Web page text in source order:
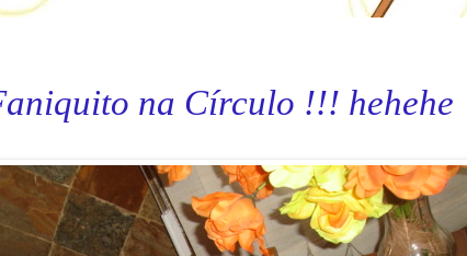
na Círculo !!! hehehe